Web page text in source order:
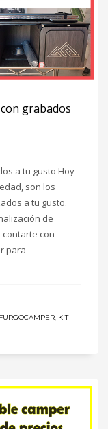
grabados
a tu gusto Hoy
son los
a tu gusto.
de
con
para
FURGOCAMPER, KIT